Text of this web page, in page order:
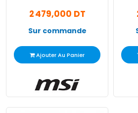
2 479,000 DT
Sur commande
Ajouter Au Panier